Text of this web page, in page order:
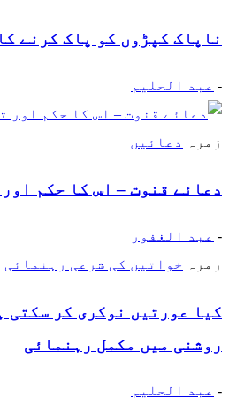
ناپاک کپڑوں کو پاک کرنے
- عبد الحلیم
زمرہ دعائیں
دعائے قنوت – اس کا حکم اور
- عبد الغفور
زمرہ
خواتین کی شرعی رہنمائی
کیا عورتیں نوکری کر سکتی
روشنی میں مکمل رہنمائی
- عبد الحلیم